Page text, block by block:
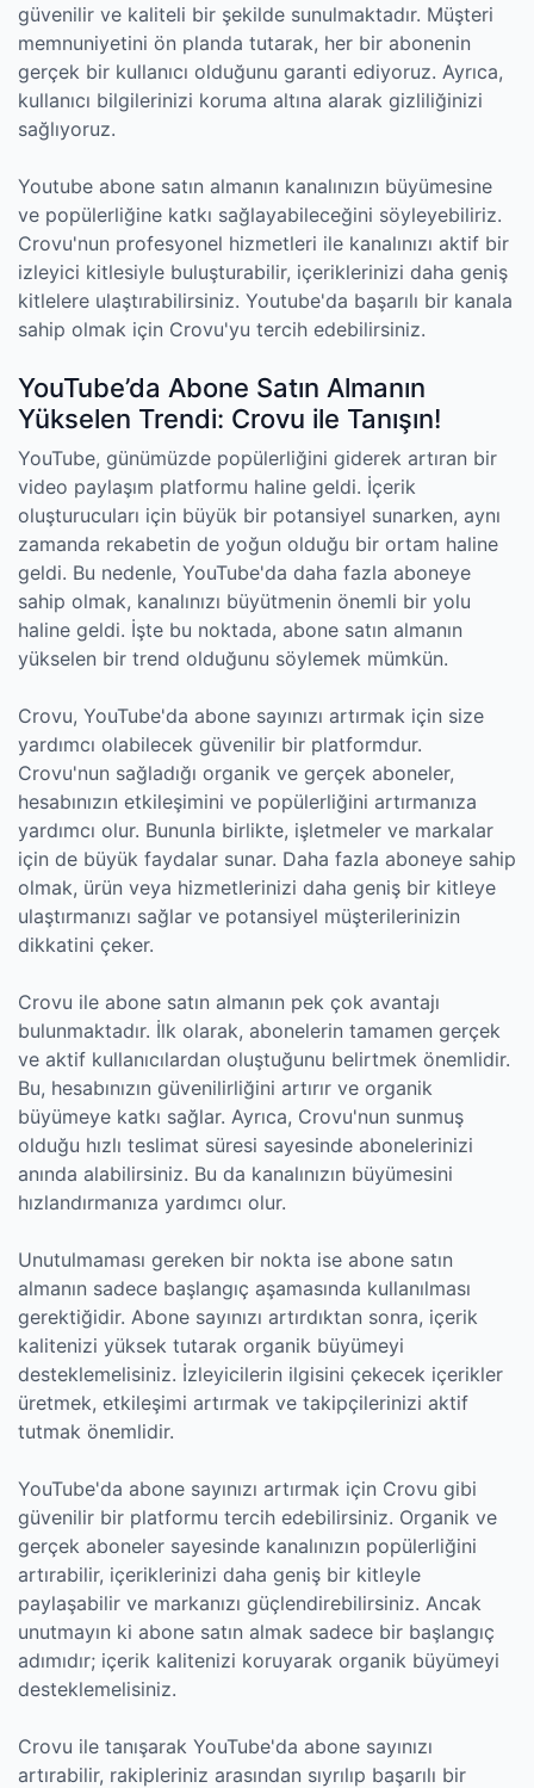
güvenilir ve kaliteli bir şekilde sunulmaktadır. Müşteri
memnuniyetini ön planda tutarak, her bir abonenin
gerçek bir kullanıcı olduğunu garanti ediyoruz. Ayrıca,
kullanıcı bilgilerinizi koruma altına alarak gizliliğinizi
sağlıyoruz.
Youtube abone satın almanın kanalınızın büyümesine
ve popülerliğine katkı sağlayabileceğini söyleyebiliriz.
Crovu'nun profesyonel hizmetleri ile kanalınızı aktif bir
izleyici kitlesiyle buluşturabilir, içeriklerinizi daha geniş
kitlelere ulaştırabilirsiniz. Youtube'da başarılı bir kanala
sahip olmak için Crovu'yu tercih edebilirsiniz.
YouTube’da Abone Satın Almanın
Yükselen Trendi: Crovu ile Tanışın!
YouTube, günümüzde popülerliğini giderek artıran bir
video paylaşım platformu haline geldi. İçerik
oluşturucuları için büyük bir potansiyel sunarken, aynı
zamanda rekabetin de yoğun olduğu bir ortam haline
geldi. Bu nedenle, YouTube'da daha fazla aboneye
sahip olmak, kanalınızı büyütmenin önemli bir yolu
haline geldi. İşte bu noktada, abone satın almanın
yükselen bir trend olduğunu söylemek mümkün.
Crovu, YouTube'da abone sayınızı artırmak için size
yardımcı olabilecek güvenilir bir platformdur.
Crovu'nun sağladığı organik ve gerçek aboneler,
hesabınızın etkileşimini ve popülerliğini artırmanıza
yardımcı olur. Bununla birlikte, işletmeler ve markalar
için de büyük faydalar sunar. Daha fazla aboneye sahip
olmak, ürün veya hizmetlerinizi daha geniş bir kitleye
ulaştırmanızı sağlar ve potansiyel müşterilerinizin
dikkatini çeker.
Crovu ile abone satın almanın pek çok avantajı
bulunmaktadır. İlk olarak, abonelerin tamamen gerçek
ve aktif kullanıcılardan oluştuğunu belirtmek önemlidir.
Bu, hesabınızın güvenilirliğini artırır ve organik
büyümeye katkı sağlar. Ayrıca, Crovu'nun sunmuş
olduğu hızlı teslimat süresi sayesinde abonelerinizi
anında alabilirsiniz. Bu da kanalınızın büyümesini
hızlandırmanıza yardımcı olur.
Unutulmaması gereken bir nokta ise abone satın
almanın sadece başlangıç aşamasında kullanılması
gerektiğidir. Abone sayınızı artırdıktan sonra, içerik
kalitenizi yüksek tutarak organik büyümeyi
desteklemelisiniz. İzleyicilerin ilgisini çekecek içerikler
üretmek, etkileşimi artırmak ve takipçilerinizi aktif
tutmak önemlidir.
YouTube'da abone sayınızı artırmak için Crovu gibi
güvenilir bir platformu tercih edebilirsiniz. Organik ve
gerçek aboneler sayesinde kanalınızın popülerliğini
artırabilir, içeriklerinizi daha geniş bir kitleyle
paylaşabilir ve markanızı güçlendirebilirsiniz. Ancak
unutmayın ki abone satın almak sadece bir başlangıç
adımıdır; içerik kalitenizi koruyarak organik büyümeyi
desteklemelisiniz.
Crovu ile tanışarak YouTube'da abone sayınızı
artırabilir, rakipleriniz arasından sıyrılıp başarılı bir